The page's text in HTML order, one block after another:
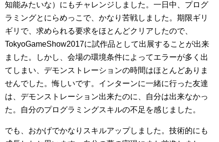
知能みたいな）にもチャレンジしました。一日中、プログ
ラミングとにらめっこで、かなり苦戦しました。期限ギリ
ギリで、求められる要求をほとんどクリアしたので、
TokyoGameShow2017に試作品として出展することが出来
ました。しかし、会場の環境条件によってエラーが多く出
てしまい、デモンストレーションの時間はほとんどありま
せんでした。悔しいです。インターンに一緒に行った友達
は、デモンストレーション出来たのに、自分は出来なかっ
た。自分のプログラミングスキルの不足を感じました。
でも、おかげでかなりスキルアップしました。技術的にも